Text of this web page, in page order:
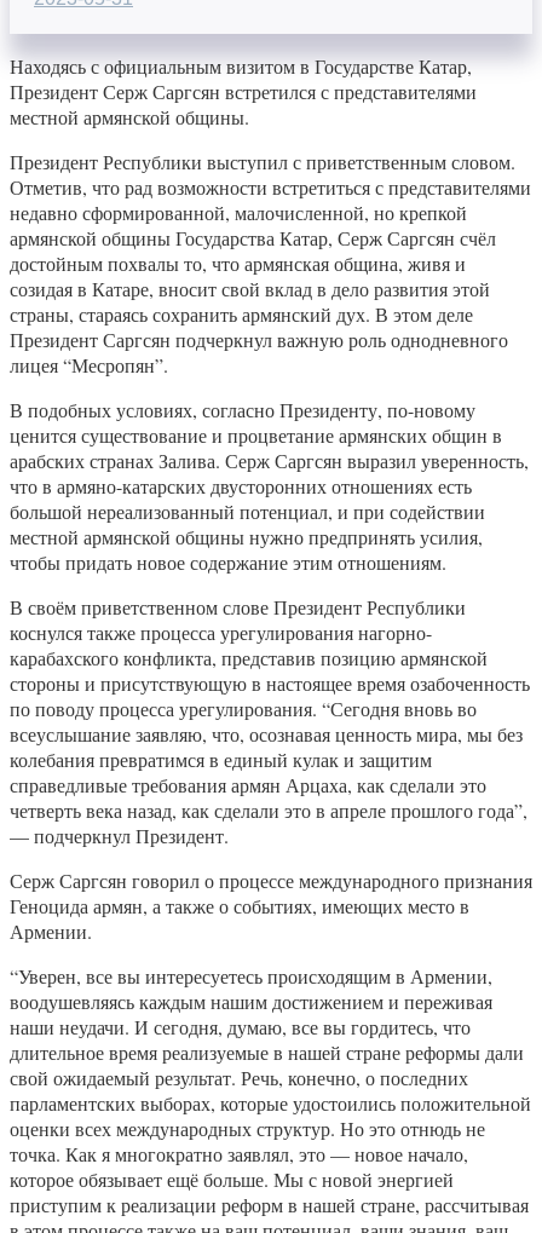
Находясь с официальным визитом в Государстве Катар,
Президент Серж Саргсян встретился с представителями
местной армянской общины.
Президент Республики выступил с приветственным словом.
Отметив, что рад возможности встретиться с представителями
недавно сформированной, малочисленной, но крепкой
армянской общины Государства Катар, Серж Саргсян счёл
достойным похвалы то, что армянская община, живя и
созидая в Катаре, вносит свой вклад в дело развития этой
страны, стараясь сохранить армянский дух. В этом деле
Президент Саргсян подчеркнул важную роль однодневного
лицея “Месропян”.
В подобных условиях, согласно Президенту, по-новому
ценится существование и процветание армянских общин в
арабских странах Залива. Серж Саргсян выразил уверенность,
что в армяно-катарских двусторонних отношениях есть
большой нереализованный потенциал, и при содействии
местной армянской общины нужно предпринять усилия,
чтобы придать новое содержание этим отношениям.
В своём приветственном слове Президент Республики
коснулся также процесса урегулирования нагорно-
карабахского конфликта, представив позицию армянской
стороны и присутствующую в настоящее время озабоченность
по поводу процесса урегулирования. “Сегодня вновь во
всеуслышание заявляю, что, осознавая ценность мира, мы без
колебания превратимся в единый кулак и защитим
справедливые требования армян Арцаха, как сделали это
четверть века назад, как сделали это в апреле прошлого года”,
— подчеркнул Президент.
Серж Саргсян говорил о процессе международного признания
Геноцида армян, а также о событиях, имеющих место в
Армении.
“Уверен, все вы интересуетесь происходящим в Армении,
воодушевляясь каждым нашим достижением и переживая
наши неудачи. И сегодня, думаю, все вы гордитесь, что
длительное время реализуемые в нашей стране реформы дали
свой ожидаемый результат. Речь, конечно, о последних
парламентских выборах, которые удостоились положительной
оценки всех международных структур. Но это отнюдь не
точка. Как я многократно заявлял, это — новое начало,
которое обязывает ещё больше. Мы с новой энергией
приступим к реализации реформ в нашей стране, рассчитывая